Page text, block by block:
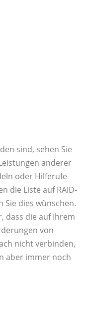
sind, sehen Sie
anderer
oder Hilferufe
die Liste auf RAID-
dies wünschen.
dass die auf Ihrem
von
nicht verbinden,
aber immer noch